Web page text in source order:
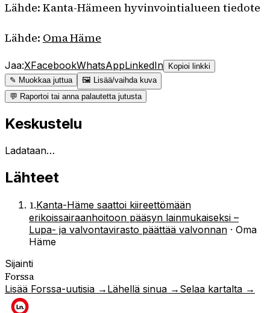
Lähde: Kanta-Hämeen hyvinvointialueen tiedote
Lähde: Oma Häme
Jaa:XFacebookWhatsAppLinkedIn
Kopioi linkki
✎ Muokkaa juttua
🖼 Lisää/vaihda kuva
💬 Raportoi tai anna palautetta jutusta
Keskustelu
Ladataan…
Lähteet
1.Kanta-Häme saattoi kiireettömään
erikoissairaanhoitoon pääsyn lainmukaiseksi –
Lupa- ja valvontavirasto päättää valvonnan · Oma
Häme
Sijainti
Forssa
Lisää Forssa-uutisia → Lähellä sinua → Selaa kartalta →